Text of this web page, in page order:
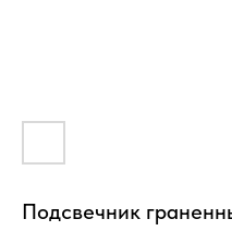
Подсвечник